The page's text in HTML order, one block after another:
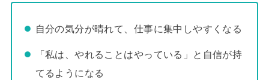
自分の気分が晴れて、仕事に集中しやすくなる
「私は、やれることはやっている」と自信が持
てるようになる